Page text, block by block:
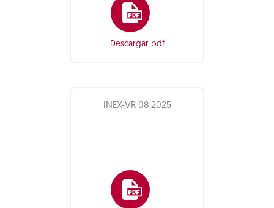
Descargar pdf
INEX-VR 08 2025